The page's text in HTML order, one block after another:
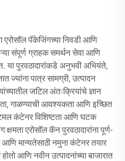
एरोसॉल पॅकेजिंगच्या निवडी आणि
संपूर्ण ग्राहक समर्थन सेवा आणि
या पुरवठादारांकडे अनुभवी अभियंते,
ज्यांना पात्र सामग्री, उत्पादन
जटिल अंतःक्रियांचे ज्ञान
गाळण्याची आवश्यकता आणि इच्छित
कंटेनर विशिष्टता आणि घटक
एरोसॉल कॅन पुरवठादारांना पूर्ण-
आणि मान्यतेसाठी नमुना कंटेनर तयार
आणि नवीन उत्पादनांच्या बाजारात